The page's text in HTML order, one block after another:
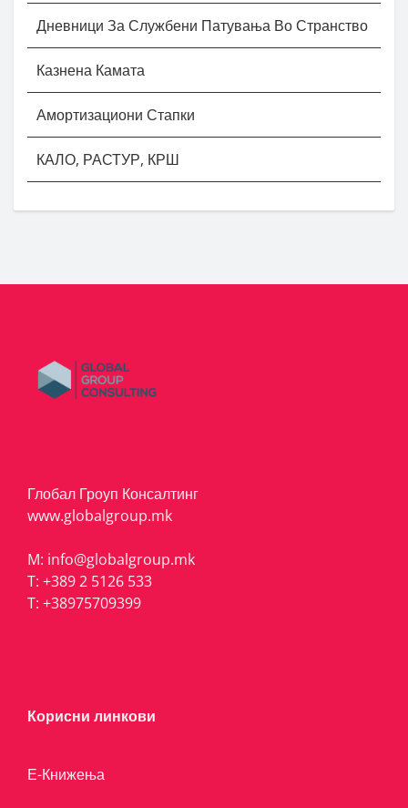
Дневници За Службени Патувања Во Странство
Казнена Камата
Амортизациони Стапки
КАЛО, РАСТУР, КРШ
Глобал Гроуп Консалтинг
www.globalgroup.mk
M: info@globalgroup.mk
T: +389 2 5126 533
T: +38975709399
Корисни линкови
Е-Книжења